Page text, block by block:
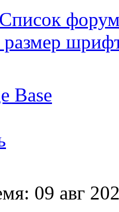
Список
Base
09 авг